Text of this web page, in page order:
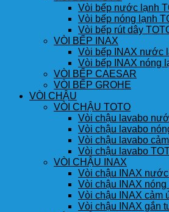
Vòi bếp nước lạnh
Vòi bếp nóng lạnh
Vòi bếp rút dây
VÒI BẾP INAX
Vòi bếp INAX nước
Vòi bếp INAX nóng
VÒI BẾP CAESAR
VÒI BẾP GROHE
VÒI CHẬU
VÒI CHẬU TOTO
Vòi chậu lavabo
Vòi chậu lavabo
Vòi chậu lavabo
Vòi chậu lavabo
VÒI CHẬU INAX
Vòi chậu INAX
Vòi chậu INAX nóng
Vòi chậu INAX cảm
Vòi chậu INAX gắn